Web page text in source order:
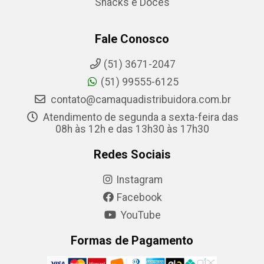
Snacks e Doces
Fale Conosco
(51) 3671-2047
(51) 99555-6125
contato@camaquadistribuidora.com.br
Atendimento de segunda a sexta-feira das
08h às 12h e das 13h30 às 17h30
Redes Sociais
Instagram
Facebook
YouTube
Formas de Pagamento